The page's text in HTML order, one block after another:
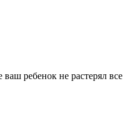
ребенок не растерял все